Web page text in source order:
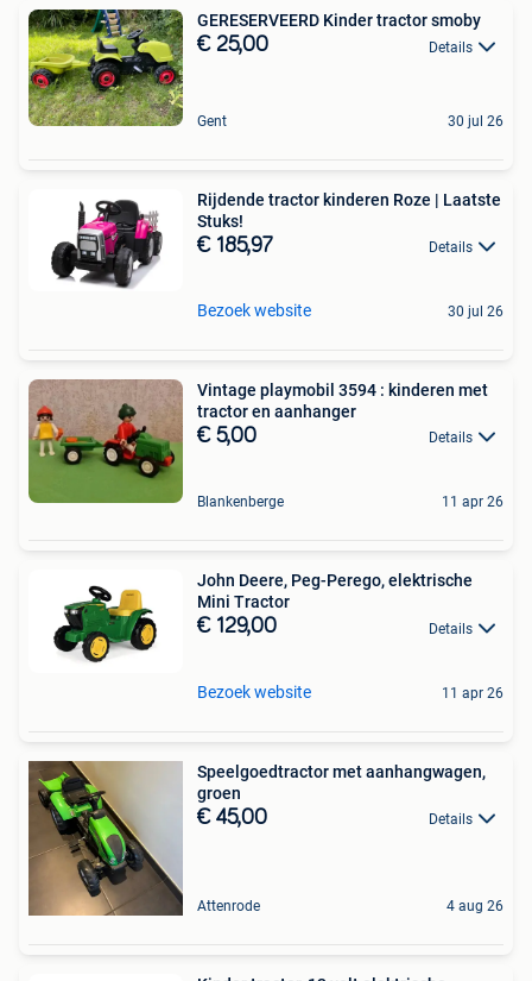
GERESERVEERD Kinder tractor smoby
€ 25,00 Details
Gent 30 jul 26
Rijdende tractor kinderen Roze | Laatste
Stuks!
€ 185,97 Details
Bezoek website 30 jul 26
Vintage playmobil 3594 : kinderen met
tractor en aanhanger
€ 5,00 Details
Blankenberge 11 apr 26
John Deere, Peg-Perego, elektrische
Mini Tractor
€ 129,00 Details
Bezoek website 11 apr 26
Speelgoedtractor met aanhangwagen,
groen
€ 45,00 Details
Attenrode 4 aug 26